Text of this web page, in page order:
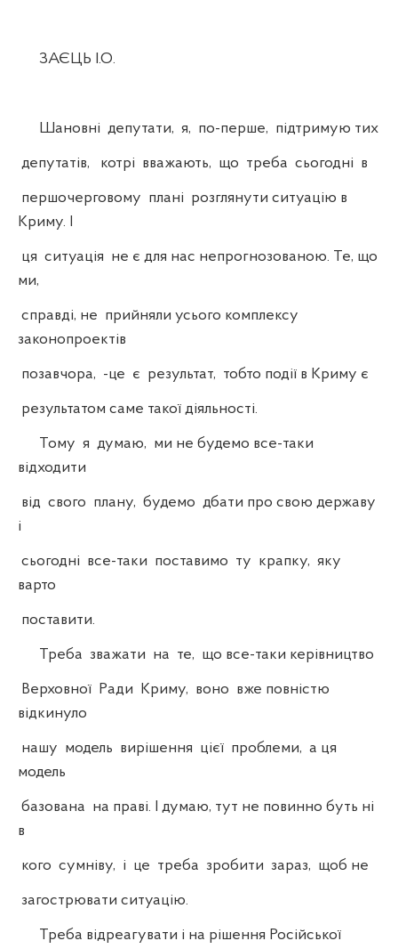
ЗАЄЦЬ І.О.
Шановні депутати, я, по-перше, підтримую тих
депутатів, котрі вважають, що треба сьогодні в
першочерговому плані розглянути ситуацію в
Криму. І
ця ситуація не є для нас непрогнозованою. Те, що
ми,
справді, не прийняли усього комплексу
законопроектів
позавчора, -це є результат, тобто події в Криму є
результатом саме такої діяльності.
Тому я думаю, ми не будемо все-таки
відходити
від свого плану, будемо дбати про свою державу
і
сьогодні все-таки поставимо ту крапку, яку
варто
поставити.
Треба зважати на те, що все-таки керівництво
Верховної Ради Криму, воно вже повністю
відкинуло
нашу модель вирішення цієї проблеми, а ця
модель
базована на праві. І думаю, тут не повинно буть ні
в
кого сумніву, і це треба зробити зараз, щоб не
загострювати ситуацію.
Треба відреагувати і на рішення Російської